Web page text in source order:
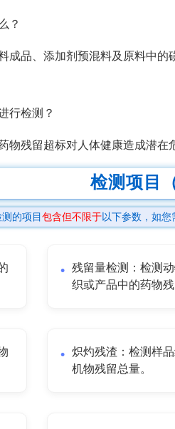
？
成品、添加剂预混料及原料中
行检测？
物残留超标对人体健康造成潜
检测项目
的项目 包含但不限于以下参数，如您
残留量检测：检测
织或产品中的药物残
炽灼残渣：检测样
机物残留总量。